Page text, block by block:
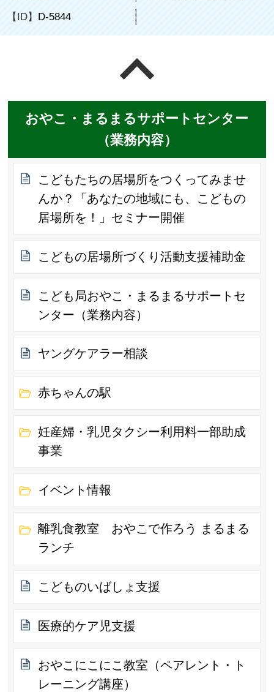
【ID】 D-5844
おやこ・まるまるサポートセンター
（業務内容）
こどもたちの居場所をつくってみませ
んか？「あなたの地域にも、こどもの
居場所を！」セミナー開催
こどもの居場所づくり活動支援補助金
こども局おやこ・まるまるサポートセ
ンター（業務内容）
ヤングケアラー相談
赤ちゃんの駅
妊産婦・乳児タクシー利用料一部助成
事業
イベント情報
離乳食教室 おやこで作ろう まるまる
ランチ
こどものいばしょ支援
医療的ケア児支援
おやこにこにこ教室（ペアレント・ト
レーニング講座）